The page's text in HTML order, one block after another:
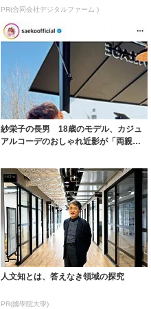
PR(合同会社デジタルファーム )
紗栄子の長男 18歳のモデル、カジュ
アルコーデのおしゃれ近影が「両親の
人文知とは、答えなき領域の探究
PR(國學院大學)